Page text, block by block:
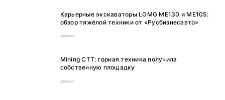
Карьерные экскаваторы LGMG ME130 и ME105:
обзор тяжёлой техники от «Русбизнесавто»
Добыча
Mining CTT: горная техника получила
собственную площадку
Добыча